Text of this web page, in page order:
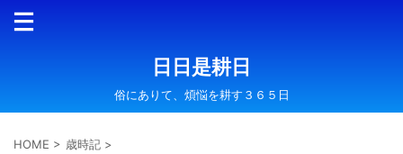
日日是耕日
俗にありて、煩悩を耕す３６５日
HOME > 歳時記 >